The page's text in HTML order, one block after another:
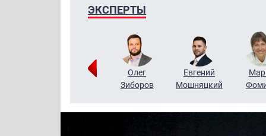
ЭКСПЕРТЫ
Григорий
Олег
Зиборов
Евгений
Мошняцкий